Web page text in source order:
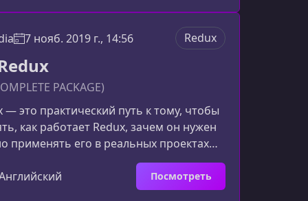
в цельную систему.Постоянное
в учебниках.Страх
важные части React.Главный
прежним:
7 нояб. 2019 г., 14:56 Redux
PACKAGE)
— это практический путь к тому, чтобы
как работает Redux, зачем он нужен
применять его в реальных проектах
бесконечных прыжков между файлами и
примеров вы разберёте
наглядно и без
Посмотреть